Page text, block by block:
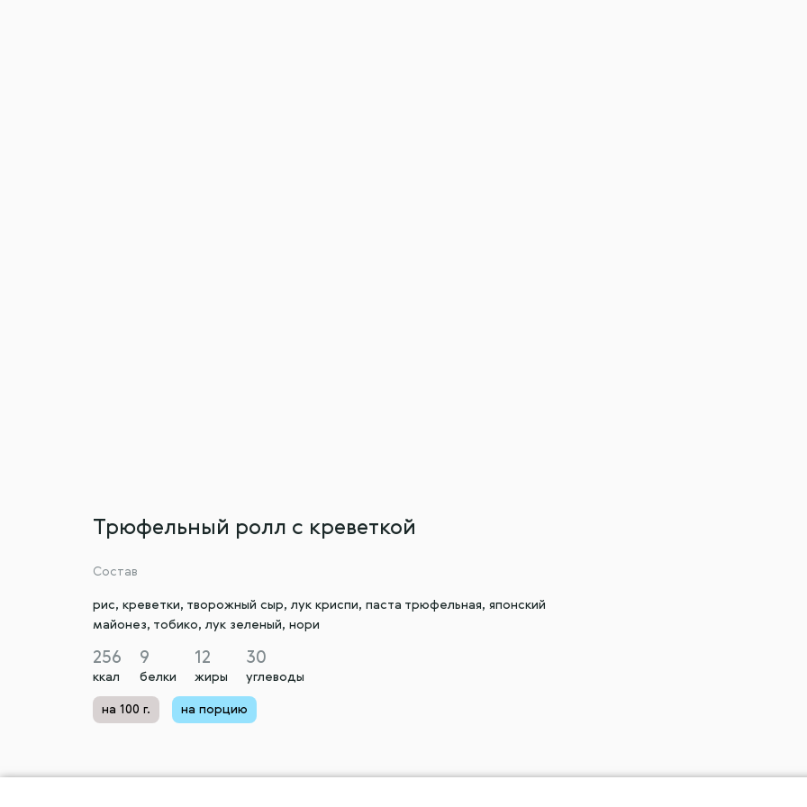
Трюфельный ролл с креветкой
Состав
рис, креветки, творожный сыр, лук криспи, паста трюфельная, японский
майонез, тобико, лук зеленый, нори
256
ккал
9
белки
12
жиры
30
углеводы
на 100 г. на порцию